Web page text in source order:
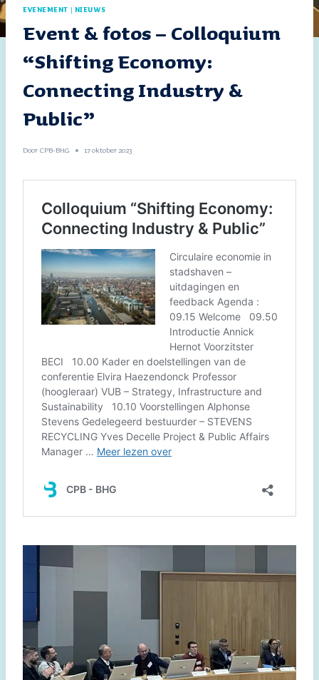
EVENEMENT NIEUWS
Event & fotos – Colloquium
“Shifting Economy:
Connecting Industry &
Public”
Door CPB-BHG 17 oktober 2023